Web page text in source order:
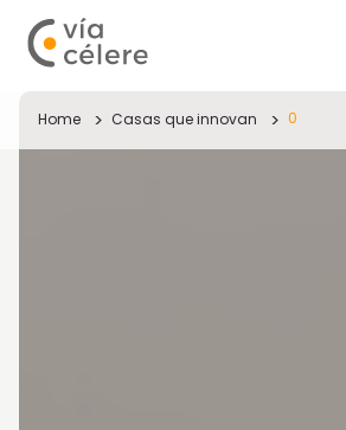
Home Casas que innovan 0